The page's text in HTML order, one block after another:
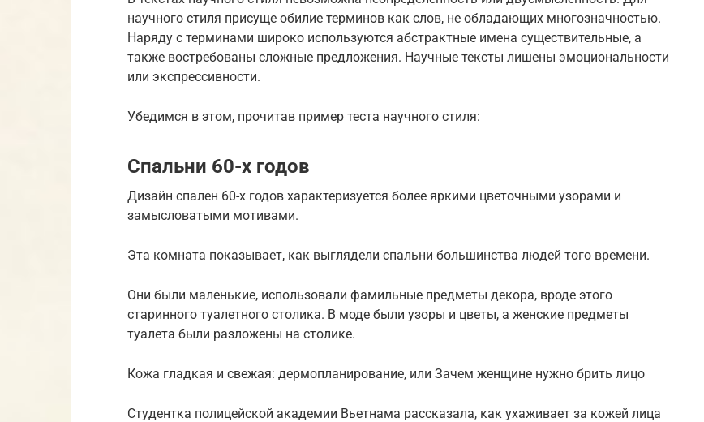
научного стиля присуще обилие терминов как слов, не обладающих многозначностью.
Наряду с терминами широко используются абстрактные имена существительные, а
также востребованы сложные предложения. Научные тексты лишены эмоциональности
или экспрессивности.
Убедимся в этом, прочитав пример теста научного стиля:
Спальни 60-х годов
Дизайн спален 60-х годов характеризуется более яркими цветочными узорами и
замысловатыми мотивами.
Эта комната показывает, как выглядели спальни большинства людей того времени.
Они были маленькие, использовали фамильные предметы декора, вроде этого
старинного туалетного столика. В моде были узоры и цветы, а женские предметы
туалета были разложены на столике.
Кожа гладкая и свежая: дермопланирование, или Зачем женщине нужно брить лицо
Студентка полицейской академии Вьетнама рассказала, как ухаживает за кожей лица